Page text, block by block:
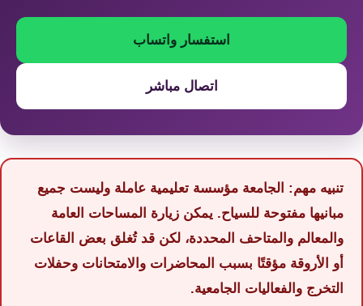
استفسار واتساب
اتصال مباشر
تنبيه مهم: الجامعة مؤسسة تعليمية عاملة وليست جميع
مبانيها مفتوحة للسياح. يمكن زيارة المساحات العامة
والمعالم والمتاحف المحددة، لكن قد تُغلق بعض القاعات
أو الأروقة مؤقتًا بسبب المحاضرات والامتحانات وحفلات
التخرج والفعاليات الجامعية.